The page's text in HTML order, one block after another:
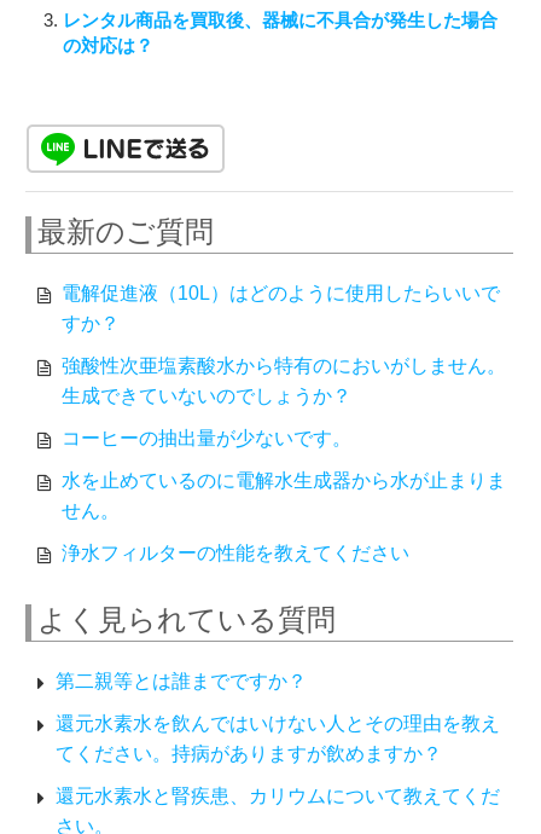
レンタル商品を買取後、器械に不具合が発生した場合
の対応は？
最新のご質問
電解促進液（10L）はどのように使用したらいいで
すか？
強酸性次亜塩素酸水から特有のにおいがしません。
生成できていないのでしょうか？
コーヒーの抽出量が少ないです。
水を止めているのに電解水生成器から水が止まりま
せん。
浄水フィルターの性能を教えてください
よく見られている質問
第二親等とは誰までですか？
還元水素水を飲んではいけない人とその理由を教え
てください。持病がありますが飲めますか？
還元水素水と腎疾患、カリウムについて教えてくだ
さい。